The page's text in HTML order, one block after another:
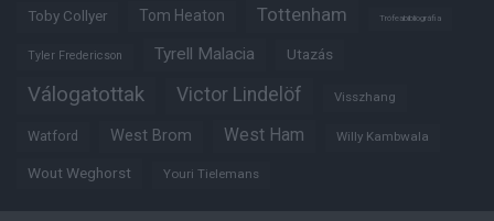
Toby Collyer Tom Heaton Tottenham Trófeabibliográfia
Tyler Fredericson Tyrell Malacia Utazás
Válogatottak Victor Lindelöf Visszhang
Watford West Brom West Ham Willy Kambwala
Wout Weghorst Youri Tielemans